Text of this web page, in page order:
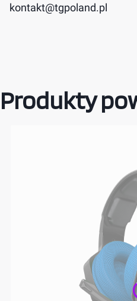
kontakt@tgpoland.pl
Produkty